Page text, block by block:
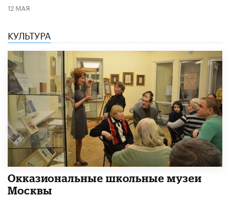
12 МАЯ
КУЛЬТУРА
​Окказиональные школьные музеи
Москвы